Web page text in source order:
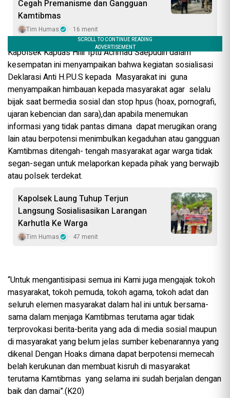
Cegah Premanisme dan Gangguan
Kamtibmas
Tim Humas 16 menit
Kapolsek Kapuas Hilir Iptu Achmad Saepudin dalam
kesempatan ini menyampaikan bahwa kegiatan sosialisasi
Deklarasi Anti H.P.U.S kepada Masyarakat ini guna
menyampaikan himbauan kepada masyarakat agar selalu
bijak saat bermedia sosial dan stop hpus (hoax, pornografi,
ujaran kebencian dan sara),dan apabila menemukan
informasi yang tidak pantas dimana dapat merugikan orang
lain atau berpotensi menimbulkan kegaduhan atau gangguan
Kamtibmas ditengah- tengah masyarakat agar warga tidak
segan-segan untuk melaporkan kepada pihak yang berwajib
atau polsek terdekat.
Kapolsek Laung Tuhup Terjun
Langsung Sosialisasikan Larangan
Karhutla Ke Warga
Tim Humas 47 menit
“Untuk mengantisipasi semua ini Kami juga mengajak tokoh
masyarakat, tokoh pemuda, tokoh agama, tokoh adat dan
seluruh elemen masyarakat dalam hal ini untuk bersama-
sama dalam menjaga Kamtibmas terutama agar tidak
terprovokasi berita-berita yang ada di media sosial maupun
di masyarakat yang belum jelas sumber kebenarannya yang
dikenal Dengan Hoaks dimana dapat berpotensi memecah
belah kerukunan dan membuat kisruh di masyarakat
terutama Kamtibmas yang selama ini sudah berjalan dengan
baik dan damai”.(K20)